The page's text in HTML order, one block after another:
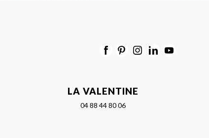
LA VALENTINE
04 88 44 80 06